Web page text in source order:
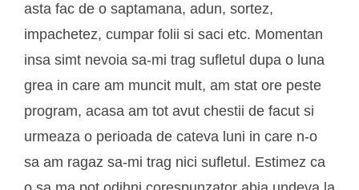
asta fac de o saptamana, adun, sortez,
impachetez, cumpar folii si saci etc. Momentan
insa simt nevoia sa-mi trag sufletul dupa o luna
grea in care am muncit mult, am stat ore peste
program, acasa am tot avut chestii de facut si
urmeaza o perioada de cateva luni in care n-o
sa am ragaz sa-mi trag nici sufletul. Estimez ca